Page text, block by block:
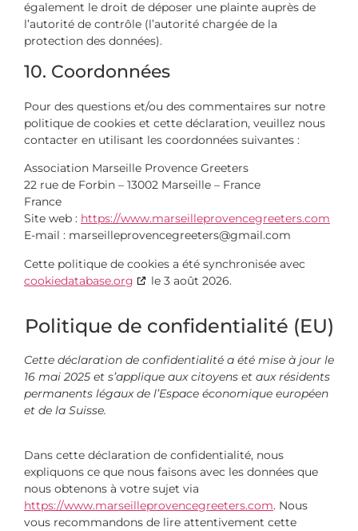
également le droit de déposer une plainte auprès de
l’autorité de contrôle (l’autorité chargée de la
protection des données).
10. Coordonnées
Pour des questions et/ou des commentaires sur notre
politique de cookies et cette déclaration, veuillez nous
contacter en utilisant les coordonnées suivantes :
Association Marseille Provence Greeters
22 rue de Forbin – 13002 Marseille – France
France
Site web : https://www.marseilleprovencegreeters.com
E-mail : marseilleprovencegreeters@gmail.com
Cette politique de cookies a été synchronisée avec
cookiedatabase.org
le 3 août 2026.
Politique de confidentialité (EU)
Cette déclaration de confidentialité a été mise à jour le
16 mai 2025 et s’applique aux citoyens et aux résidents
permanents légaux de l’Espace économique européen
et de la Suisse.
Dans cette déclaration de confidentialité, nous
expliquons ce que nous faisons avec les données que
nous obtenons à votre sujet via
https://www.marseilleprovencegreeters.com. Nous
vous recommandons de lire attentivement cette